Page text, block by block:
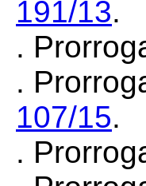
191/13.
.
.
107/15.
.